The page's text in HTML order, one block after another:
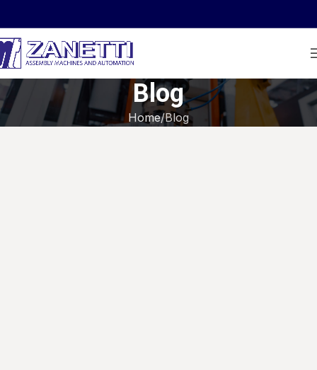
Blog
Home Blog